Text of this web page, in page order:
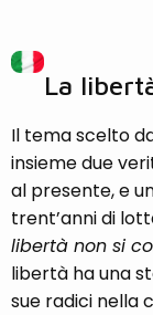
La
Il tema scelto
insieme due
al presente, e
trent’anni di
libertà non si
libertà ha una
sue radici nella